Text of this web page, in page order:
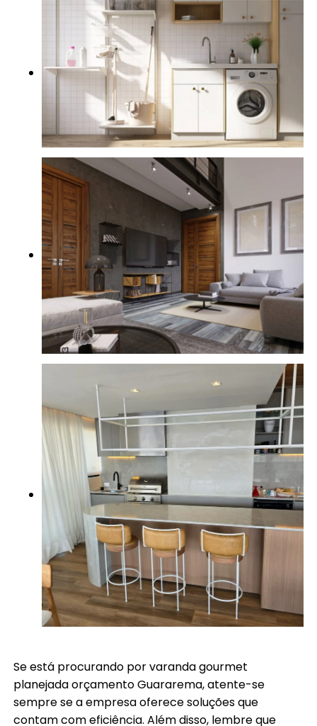
Se está procurando por varanda gourmet
planejada orçamento Guararema, atente-se
sempre se a empresa oferece soluções que
contam com eficiência. Além disso, lembre que